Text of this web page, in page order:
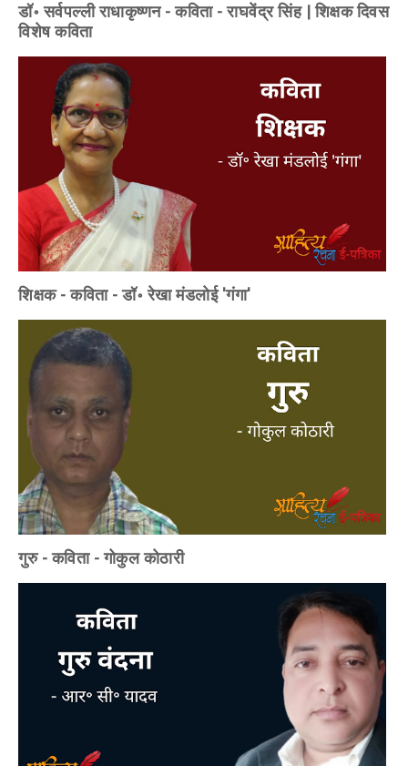
डॉ॰ सर्वपल्ली राधाकृष्णन - कविता - राघवेंद्र सिंह | शिक्षक दिवस
विशेष कविता
शिक्षक - कविता - डॉ॰ रेखा मंडलोई 'गंगा'
गुरु - कविता - गोकुल कोठारी